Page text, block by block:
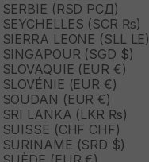
SERBIE (RSD РСД)
SEYCHELLES (SCR ₨)
SIERRA LEONE (SLL LE)
SINGAPOUR (SGD $)
SLOVAQUIE (EUR €)
SLOVÉNIE (EUR €)
SOUDAN (EUR €)
SRI LANKA (LKR ₨)
SUISSE (CHF CHF)
SURINAME (SRD $)